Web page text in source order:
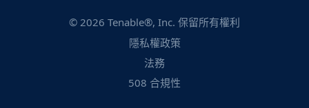
© 2026 Tenable®, Inc. 保留所有權利
隱私權政策
法務
508 合規性